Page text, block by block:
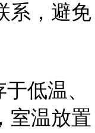
系，避免
低温、
室温放置